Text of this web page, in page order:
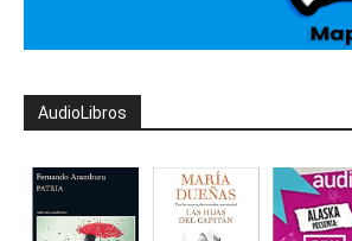
AudioLibros